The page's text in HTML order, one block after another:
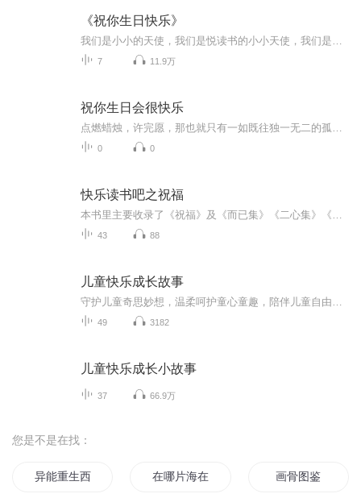
《祝你生日快乐》
7 11.9万
祝你生日会很快乐
0 0
快乐读书吧之祝福
43 88
儿童快乐成长故事
49 3182
儿童快乐成长小故事
37 66.9万
您是不是在找：
异能重生西门庆 在哪片海在那片海 画骨图鉴